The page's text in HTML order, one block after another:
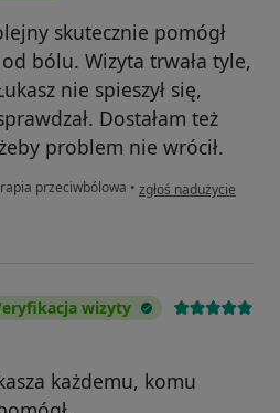
skutecznie pomógł
bólu. Wizyta trwała tyle,
nie spieszył się,
Dostałam też
problem nie wrócił.
przeciwbólowa • w opinii użytkownika
zgłoś nadużycie
wizyty
każdemu, komu